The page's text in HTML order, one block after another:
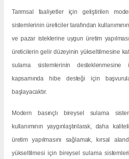
Tarımsal faaliyetler için geliştirilen
sistemlerinin üreticiler tarafından
ve pazar isteklerine uygun üretim
üreticilerin gelir düzeyinin yükseltilmesine
sulama sistemlerinin
kapsamında hibe desteği için
başlayacaktır.
Modern basınçlı bireysel sulama
kullanımının yaygınlaştırılarak, daha
üretim yapılmasını sağlamak, kırsal
yükseltilmesi için bireysel sulama